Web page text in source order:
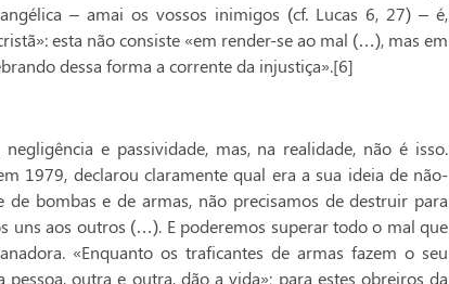
– amai os vossos inimigos (cf. Lucas 6, 27) – é,
esta não consiste «em render-se ao mal (…), mas em
dessa forma a corrente da injustiça».[6]
e passividade, mas, na realidade, não é isso.
1979, declarou claramente qual era a sua ideia de não-
bombas e de armas, não precisamos de destruir para
uns aos outros (…). E poderemos superar todo o mal que
«Enquanto os traficantes de armas fazem o seu
outra e outra, dão a vida»; para estes obreiros da